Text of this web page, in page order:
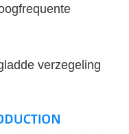
verzegeling